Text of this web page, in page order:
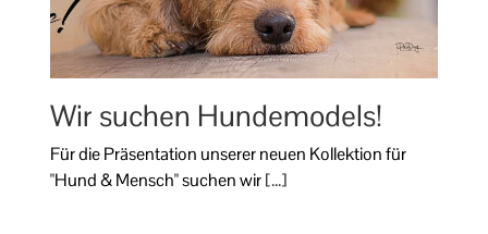
Wir suchen Hundemodels!
Für die Präsentation unserer neuen Kollektion für
"Hund & Mensch" suchen wir[...]